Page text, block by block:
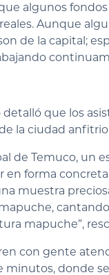
algunos
Aunque
de la capital;
que los
la ciudad
de Temuco, un
en forma
muestra
mapuche”,
con gente
donde